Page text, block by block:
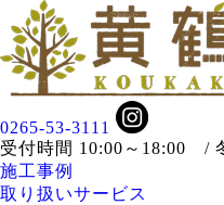
0265-53-3111
受付時間 10:00～18:00 /
施工事例
取り扱いサービス